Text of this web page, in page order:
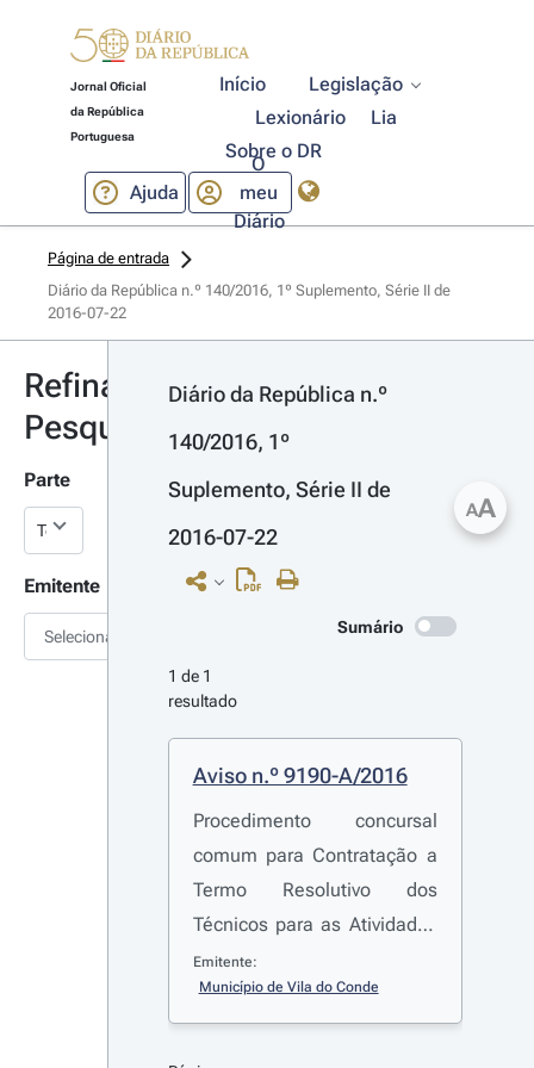
Jornal Oficial
da República
Portuguesa
Início
Legislação
Lexionário
Lia
Sobre o DR
Ajuda
O
meu
Diário
Página de entrada
Diário da República n.º 140/2016, 1º Suplemento, Série II de
2016-07-22
Refinar
Pesquisa
Parte
Emitente
Selecionar
Diário da República n.º
140/2016, 1º
Suplemento, Série II de
2016-07-22
Sumário
1 de 1
resultado
Aviso n.º 9190-A/2016
Procedimento concursal
comum para Contratação a
Termo Resolutivo dos
Técnicos para as Atividades
de Enriquecimento
Curricular
Emitente:
Município de Vila do Conde
AA